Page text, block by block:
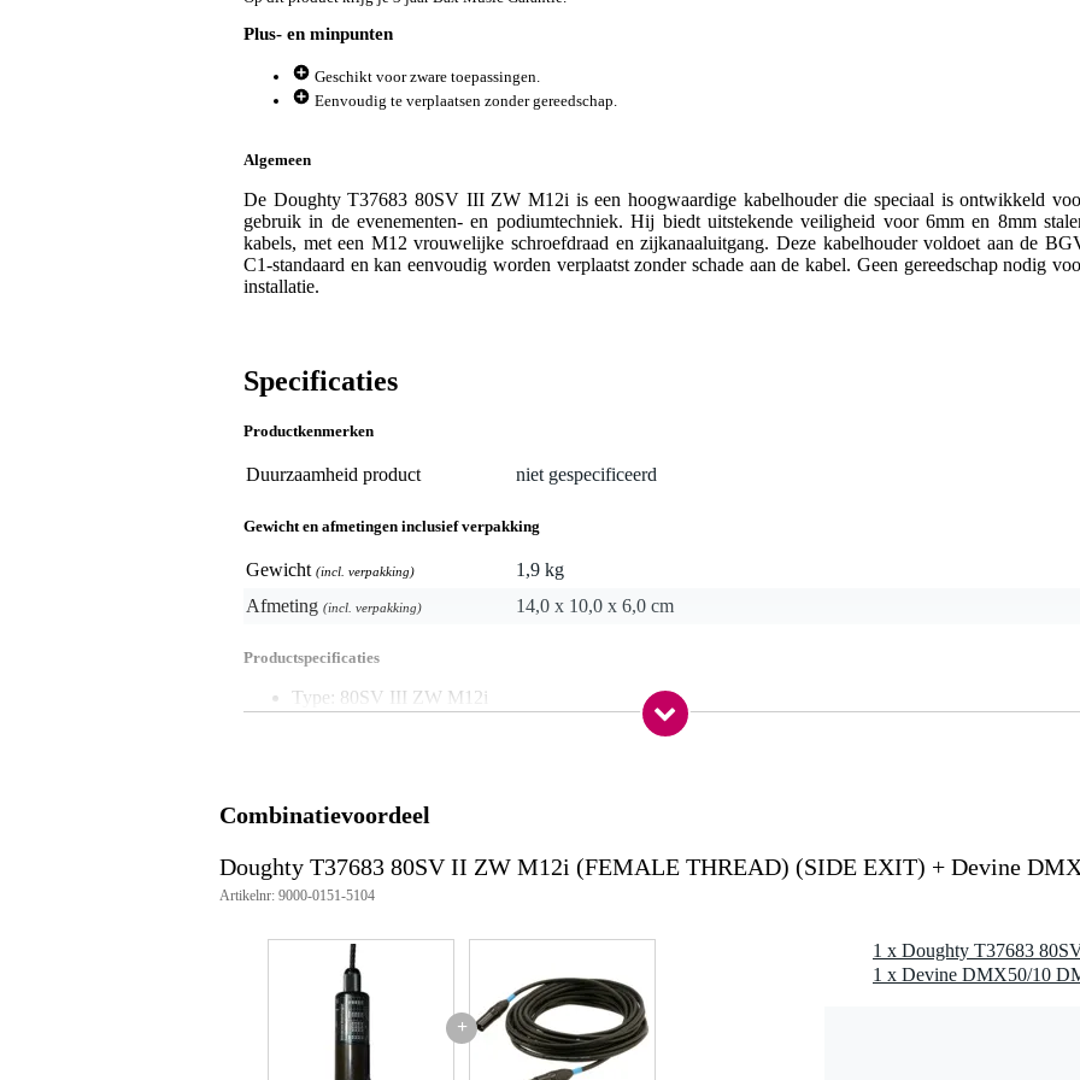
Plus- en minpunten
Geschikt voor zware toepassingen.
Eenvoudig te verplaatsen zonder gereedschap.
Algemeen
De Doughty T37683 80SV III ZW M12i is een hoogwaardige kabelhouder die speciaal is ontwikkeld
gebruik in de evenementen- en podiumtechniek. Hij biedt uitstekende veiligheid voor 6mm en 8mm
kabels, met een M12 vrouwelijke schroefdraad en zijkanaaluitgang. Deze kabelhouder voldoet aan de
C1-standaard en kan eenvoudig worden verplaatst zonder schade aan de kabel. Geen gereedschap nodig
installatie.
Specificaties
Productkenmerken
Duurzaamheid product niet gespecificeerd
Gewicht en afmetingen inclusief verpakking
Gewicht (incl. verpakking)
1,9 kg
Afmeting (incl. verpakking) 14,0 x 10,0 x 6,0 cm
Productspecificaties
Type: 80SV III ZW M12i
Geschikt voor: 6mm en 8mm stalen kabel
Maximaal draagvermogen (WLL):
6mm draad: 135 kg
8mm draad: 240 kg
Afmetingen houder: Ø40mm
Gewicht: 0,94 kg
Artikelnummer: T37683
Geschikt voor: BGV C1-naleving in podiumproducties, beurzen, enz.
Combinatievoordeel
Doughty T37683 80SV II ZW M12i (FEMALE THREAD) (SIDE EXIT) + Devine
Artikelnr: 9000-0151-5104
+